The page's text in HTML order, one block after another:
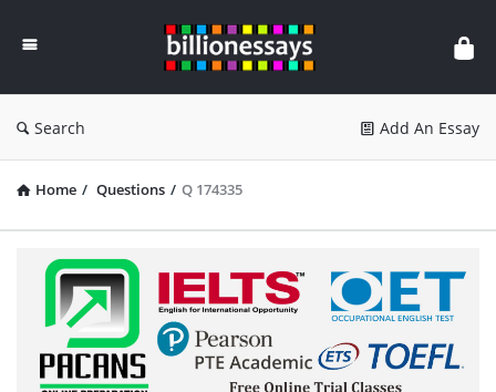
Essays
Search Add An Essay
Home / Questions / Q 174335